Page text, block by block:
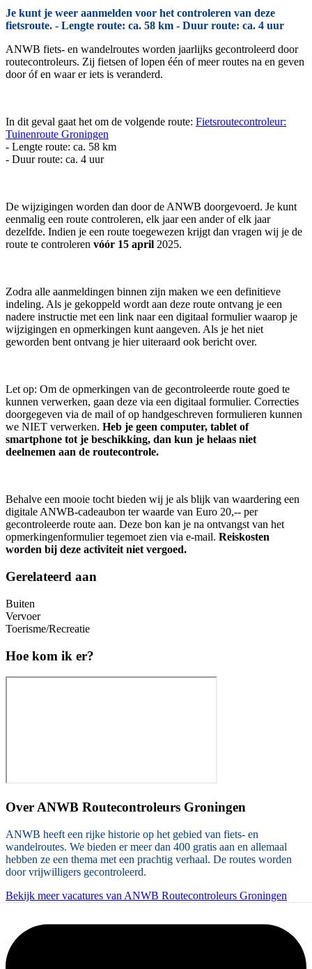
Je kunt je weer aanmelden voor het controleren van deze
fietsroute. - Lengte route: ca. 58 km - Duur route: ca. 4 uur
ANWB fiets- en wandelroutes worden jaarlijks gecontroleerd door
routecontroleurs. Zij fietsen of lopen één of meer routes na en geven
door óf en waar er iets is veranderd.
In dit geval gaat het om de volgende route: Fietsroutecontroleur:
Tuinenroute Groningen
- Lengte route: ca. 58 km
- Duur route: ca. 4 uur
De wijzigingen worden dan door de ANWB doorgevoerd. Je kunt
eenmalig een route controleren, elk jaar een ander of elk jaar
dezelfde. Indien je een route toegewezen krijgt dan vragen wij je de
route te controleren vóór 15 april 2025.
Zodra alle aanmeldingen binnen zijn maken we een definitieve
indeling. Als je gekoppeld wordt aan deze route ontvang je een
nadere instructie met een link naar een digitaal formulier waarop je
wijzigingen en opmerkingen kunt aangeven. Als je het niet
geworden bent ontvang je hier uiteraard ook bericht over.
Let op: Om de opmerkingen van de gecontroleerde route goed te
kunnen verwerken, gaan deze via een digitaal formulier. Correcties
doorgegeven via de mail of op handgeschreven formulieren kunnen
we NIET verwerken. Heb je geen computer, tablet of
smartphone tot je beschikking, dan kun je helaas niet
deelnemen aan de routecontrole.
Behalve een mooie tocht bieden wij je als blijk van waardering een
digitale ANWB-cadeaubon ter waarde van Euro 20,-- per
gecontroleerde route aan. Deze bon kan je na ontvangst van het
opmerkingenformulier tegemoet zien via e-mail. Reiskosten
worden bij deze activiteit niet vergoed.
Gerelateerd aan
Buiten
Vervoer
Toerisme/Recreatie
Hoe kom ik er?
Over ANWB Routecontroleurs Groningen
ANWB heeft een rijke historie op het gebied van fiets- en
wandelroutes. We bieden er meer dan 400 gratis aan en allemaal
hebben ze een thema met een prachtig verhaal. De routes worden
door vrijwilligers gecontroleerd.
Bekijk meer vacatures van ANWB Routecontroleurs Groningen